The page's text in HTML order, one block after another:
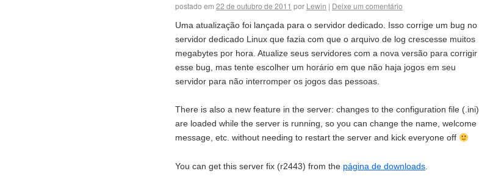
postado em 22 de outubro de 2011 por Lewin | Deixe um comentário
Uma atualização foi lançada para o servidor dedicado. Isso corrige um bug no
servidor dedicado Linux que fazia com que o arquivo de log crescesse muitos
megabytes por hora. Atualize seus servidores com a nova versão para corrigir
esse bug, mas tente escolher um horário em que não haja jogos em seu
servidor para não interromper os jogos das pessoas.
There is also a new feature in the server: changes to the configuration file (.ini)
are loaded while the server is running, so you can change the name, welcome
message, etc. without needing to restart the server and kick everyone off
You can get this server fix (r2443) from the página de downloads